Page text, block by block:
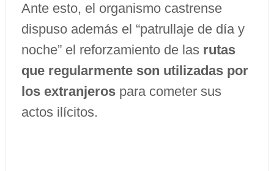
Ante esto, el organismo castrense
dispuso además el “patrullaje de día y
noche” el reforzamiento de las rutas
que regularmente son utilizadas por
los extranjerospara cometer sus
actos ilícitos.